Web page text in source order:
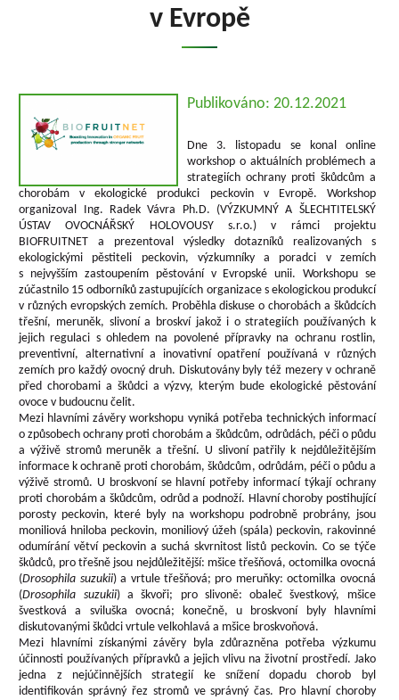
v Evropě
Publikováno: 20.12.2021
Dne 3. listopadu se konal online
workshop o aktuálních problémech a
strategiích ochrany proti škůdcům a
chorobám v ekologické produkci peckovin v Evropě. Workshop
organizoval Ing. Radek Vávra Ph.D. (VÝZKUMNÝ A ŠLECHTITELSKÝ
ÚSTAV OVOCNÁŘSKÝ HOLOVOUSY s.r.o.) v rámci projektu
BIOFRUITNET a prezentoval výsledky dotazníků realizovaných s
ekologickými pěstiteli peckovin, výzkumníky a poradci v zemích
s nejvyšším zastoupením pěstování v Evropské unii. Workshopu se
zúčastnilo 15 odborníků zastupujících organizace s ekologickou produkcí
v různých evropských zemích. Proběhla diskuse o chorobách a škůdcích
třešní, meruněk, slivoní a broskví jakož i o strategiích používaných k
jejich regulaci s ohledem na povolené přípravky na ochranu rostlin,
preventivní, alternativní a inovativní opatření používaná v různých
zemích pro každý ovocný druh. Diskutovány byly též mezery v ochraně
před chorobami a škůdci a výzvy, kterým bude ekologické pěstování
ovoce v budoucnu čelit.
Mezi hlavními závěry workshopu vyniká potřeba technických informací
o způsobech ochrany proti chorobám a škůdcům, odrůdách, péči o půdu
a výživě stromů meruněk a třešní. U slivoní patřily k nejdůležitějším
informace k ochraně proti chorobám, škůdcům, odrůdám, péči o půdu a
výživě stromů. U broskvoní se hlavní potřeby informací týkají ochrany
proti chorobám a škůdcům, odrůd a podnoží. Hlavní choroby postihující
porosty peckovin, které byly na workshopu podrobně probrány, jsou
moniliová hniloba peckovin, moniliový úžeh (spála) peckovin, rakovinné
odumírání větví peckovin a suchá skvrnitost listů peckovin. Co se týče
škůdců, pro třešně jsou nejdůležitější: mšice třešňová, octomilka ovocná
(Drosophila suzukii) a vrtule třešňová; pro meruňky: octomilka ovocná
(Drosophila suzukii) a škvoři; pro slivoně: obaleč švestkový, mšice
švestková a sviluška ovocná; konečně, u broskvoní byly hlavními
diskutovanými škůdci vrtule velkohlavá a mšice broskvoňová.
Mezi hlavními získanými závěry byla zdůrazněna potřeba výzkumu
účinnosti používaných přípravků a jejich vlivu na životní prostředí. Jako
jedna z nejúčinnějších strategií ke snížení dopadu chorob byl
identifikován správný řez stromů ve správný čas. Pro hlavní choroby